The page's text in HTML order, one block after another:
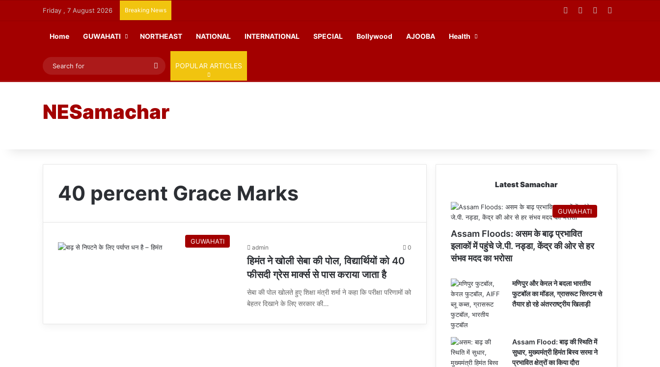
Friday , 7 August 2026 Breaking News Facebook YouTube
Home GUWAHATI NORTHEAST NATIONAL INTERNATIONAL SPECIAL Bollywood AJOOBA Health
Search
for
POPULAR ARTICLES
NESamachar
40 percent Grace Marks
GUWAHATI
admin 0
हिमंत ने खोली सेबा की पोल, विद्यार्थियों को 40
फीसदी ग्रेस मार्क्स से पास कराया जाता है
सेबा की पोल खोलते हुए शिक्षा मंत्री शर्मा ने कहा कि परीक्षा परिणामों को
बेहतर दिखाने के लिए सरकार की…
Latest Samachar
GUWAHATI
Assam Floods: असम के बाढ़ प्रभावित
इलाकों में पहुंचे जे.पी. नड्डा, केंद्र की ओर से हर
संभव मदद का भरोसा
मणिपुर और केरल ने बदला भारतीय
फुटबॉल का मॉडल, ग्रासरूट सिस्टम से
तैयार हो रहे अंतरराष्ट्रीय खिलाड़ी
Assam Flood: बाढ़ की स्थिति में
सुधार, मुख्यमंत्री हिमंत बिस्व सरमा ने
प्रभावित क्षेत्रों का किया दौरा